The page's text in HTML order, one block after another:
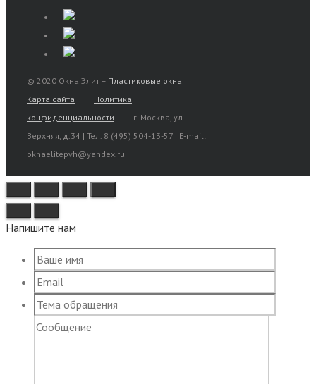
© 2020 Окна Элит – Пластиковые окна
Карта сайта
Политика
конфиденциальности г. Москва, ул.
Верхняя, д.34 | Тел. 8 (495) 504-13-57 | E-mail:
oknaelitepvh@yandex.ru
Напишите нам